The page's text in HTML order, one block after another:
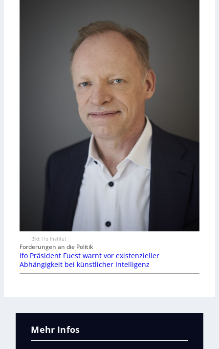
Bild: Ifo Institut
Forderungen an die Politik
Ifo Präsident Fuest warnt vor existenzieller
Abhängigkeit bei künstlicher Intelligenz
Mehr Infos